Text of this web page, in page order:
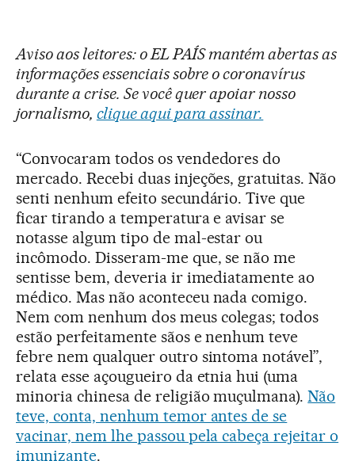
Aviso aos leitores: o EL PAÍS mantém abertas as
informações essenciais sobre o coronavírus
durante a crise. Se você quer apoiar nosso
jornalismo, clique aqui para assinar.
“Convocaram todos os vendedores do
mercado. Recebi duas injeções, gratuitas. Não
senti nenhum efeito secundário. Tive que
ficar tirando a temperatura e avisar se
notasse algum tipo de mal-estar ou
incômodo. Disseram-me que, se não me
sentisse bem, deveria ir imediatamente ao
médico. Mas não aconteceu nada comigo.
Nem com nenhum dos meus colegas; todos
estão perfeitamente sãos e nenhum teve
febre nem qualquer outro sintoma notável”,
relata esse açougueiro da etnia hui (uma
minoria chinesa de religião muçulmana).Não
teve, conta, nenhum temor antes de se
vacinar, nem lhe passou pela cabeça rejeitar o
imunizante.